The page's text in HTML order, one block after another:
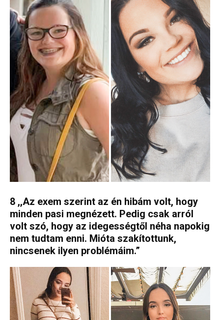
8 ,,Az exem szerint az én hibám volt, hogy
minden pasi megnézett. Pedig csak arról
volt szó, hogy az idegességtől néha napokig
nem tudtam enni. Mióta szakítottunk,
nincsenek ilyen problémáim.”